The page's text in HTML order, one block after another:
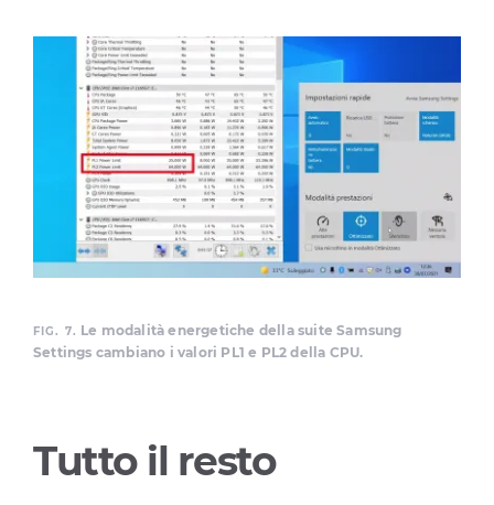
FIG. 7. Le modalità energetiche della suite Samsung
Settings cambiano i valori PL1 e PL2 della CPU.
Tutto il resto